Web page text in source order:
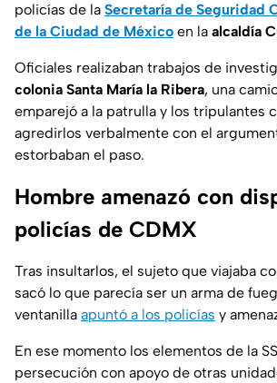
policías de la Secretaría de Seguridad
de la Ciudad de México en la alcaldía
Oficiales realizaban trabajos de
colonia Santa María la Ribera, una
emparejó a la patrulla y los tripulantes
agredirlos verbalmente con el
estorbaban el paso.
Hombre amenazó con
policías de CDMX
Tras insultarlos, el sujeto que viajaba
sacó lo que parecía ser un arma de
ventanilla apuntó a los policías y
En ese momento los elementos de la
persecución con apoyo de otras